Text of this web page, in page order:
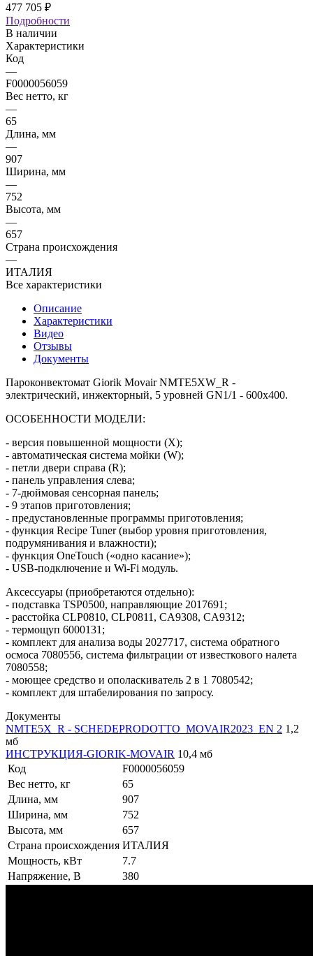
477 705 ₽
Подробности
В наличии
Характеристики
Код
—
F0000056059
Вес нетто, кг
—
65
Длина, мм
—
907
Ширина, мм
—
752
Высота, мм
—
657
Страна происхождения
—
ИТАЛИЯ
Все характеристики
Описание
Характеристики
Видео
Отзывы
Документы
Пароконвектомат Giorik Movair NMTE5XW_R -
электрический, инжекторный, 5 уровней GN1/1 - 600х400.
ОСОБЕННОСТИ МОДЕЛИ:
- версия повышенной мощности (X);
- автоматическая система мойки (W);
- петли двери справа (R);
- панель управления слева;
- 7-дюймовая сенсорная панель;
- 9 этапов приготовления;
- предустановленные программы приготовления;
- функция Recipe Tuner (выбор уровня приготовления,
подрумянивания и влажности);
- функция OneTouch («одно касание»);
- USB-подключение и Wi-Fi модуль.
Аксессуары (приобретаются отдельно):
- подставка TSP0500, направляющие 2017691;
- расстойка CLP0810, CLP0811, CA9308, CA9312;
- термощуп 6000131;
- комплект для анализа воды 2027717, система обратного
осмоса 7080556, система фильтрации от известкового налета
7080558;
- моющее средство и ополаскиватель 2 в 1 7080542;
- комплект для штабелирования по запросу.
Документы
NMTE5X_R - SCHEDEPRODOTTO_MOVAIR2023_EN 2 1,2
мб
ИНСТРУКЦИЯ-GIORIK-MOVAIR 10,4 мб
Код
F0000056059
Вес нетто, кг
65
Длина, мм
907
Ширина, мм
752
Высота, мм
657
Страна происхождения ИТАЛИЯ
Мощность, кВт
7.7
Напряжение, В
380